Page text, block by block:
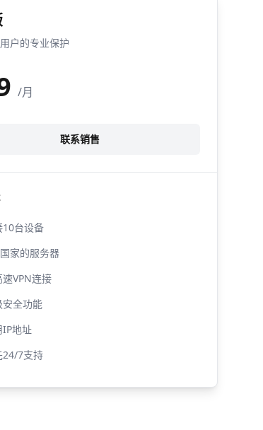
户的专业保护
/月
联系销售
10台设备
家的服务器
VPN连接
安全功能
IP地址
24/7支持